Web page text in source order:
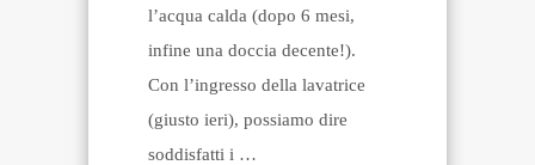
l’acqua calda (dopo 6 mesi,
infine una doccia decente!).
Con l’ingresso della lavatrice
(giusto ieri), possiamo dire
soddisfatti i …